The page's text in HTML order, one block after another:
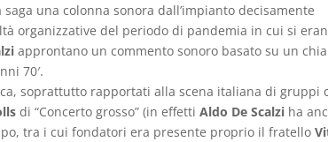
una colonna sonora dall’impianto decisamente
organizzative del periodo di pandemia in cui si
approntano un commento sonoro basato su un
70′.
soprattutto rapportati alla scena italiana di gruppi
di “Concerto grosso” (in effettiAldo De Scalzi ha
tra i cui fondatori era presente proprio il fratello